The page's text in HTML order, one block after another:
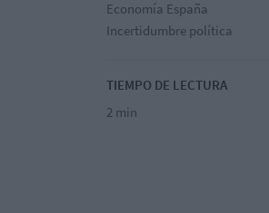
Economía España
Incertidumbre política
TIEMPO DE LECTURA
2 min